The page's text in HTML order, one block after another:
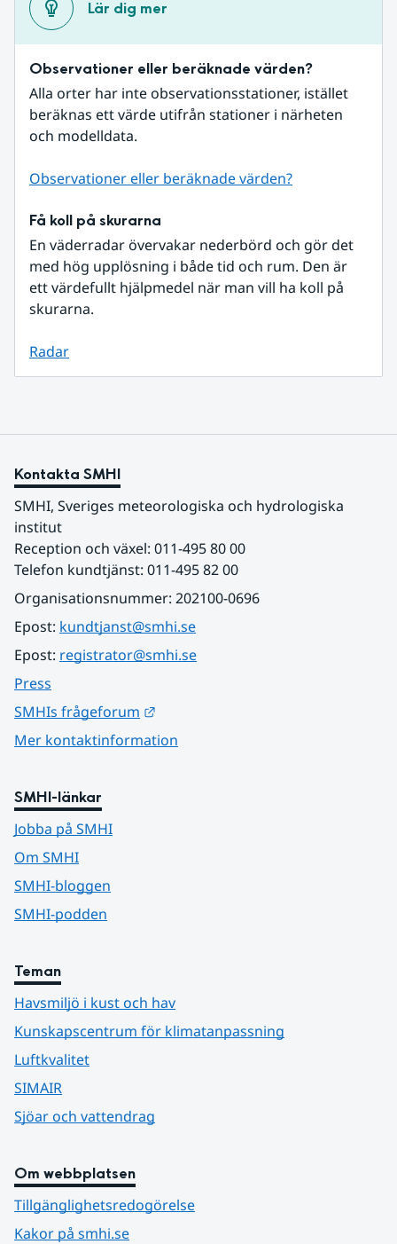
Lär dig mer
Observationer eller beräknade värden?
Alla orter har inte observationsstationer, istället
beräknas ett värde utifrån stationer i närheten
och modelldata.
Observationer eller beräknade värden?
Få koll på skurarna
En väderradar övervakar nederbörd och gör det
med hög upplösning i både tid och rum. Den är
ett värdefullt hjälpmedel när man vill ha koll på
skurarna.
Radar
Kontakta SMHI
SMHI, Sveriges meteorologiska och hydrologiska
institut
Reception och växel: 011-495 80 00
Telefon kundtjänst: 011-495 82 00
Organisationsnummer: 202100-0696
Epost: kundtjanst@smhi.se
Epost: registrator@smhi.se
Press
SMHIs frågeforum
Mer kontaktinformation
SMHI-länkar
Jobba på SMHI
Om SMHI
SMHI-bloggen
SMHI-podden
Teman
Havsmiljö i kust och hav
Kunskapscentrum för klimatanpassning
Luftkvalitet
SIMAIR
Sjöar och vattendrag
Om webbplatsen
Tillgänglighetsredogörelse
Kakor på smhi.se